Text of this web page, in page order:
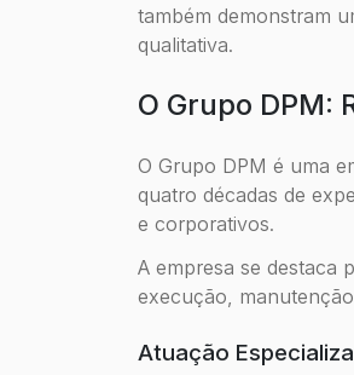
também demonstram
qualitativa.
O Grupo DPM:
O Grupo DPM é uma
quatro décadas de
e corporativos.
A empresa se destaca
execução,
Atuação